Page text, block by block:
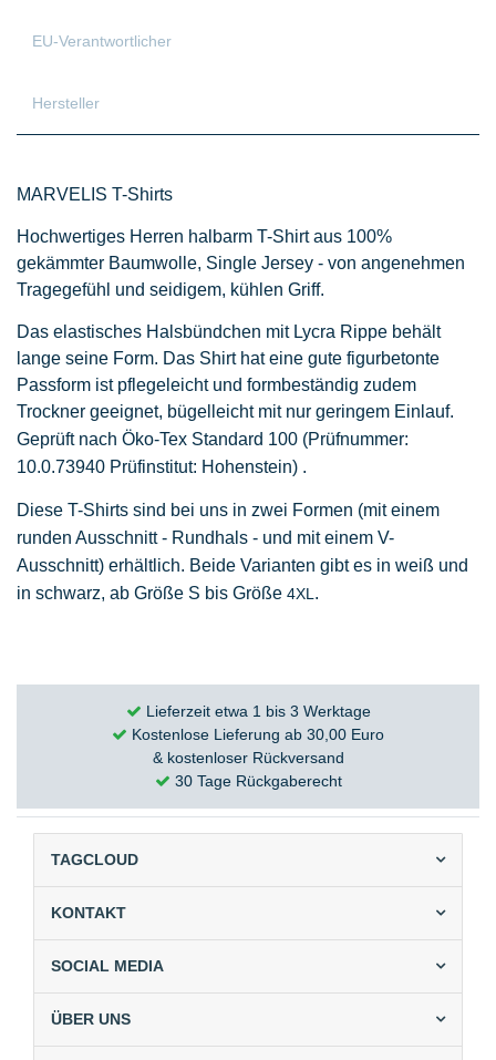
EU-Verantwortlicher
Hersteller
MARVELIS T-Shirts
Hochwertiges Herren halbarm T-Shirt aus 100%
gekämmter Baumwolle, Single Jersey - von angenehmen
Tragegefühl und seidigem, kühlen Griff.
Das elastisches Halsbündchen mit Lycra Rippe behält
lange seine Form. Das Shirt hat eine gute figurbetonte
Passform ist pflegeleicht und formbeständig zudem
Trockner geeignet, bügelleicht mit nur geringem Einlauf.
Geprüft nach Öko-Tex Standard 100 (Prüfnummer:
10.0.73940 Prüfinstitut: Hohenstein) .
Diese T-Shirts sind bei uns in zwei Formen (mit einem
runden Ausschnitt - Rundhals - und mit einem V-
Ausschnitt) erhältlich. Beide Varianten gibt es in weiß und
in schwarz, ab Größe S bis Größe 4XL .
Lieferzeit etwa 1 bis 3 Werktage
Kostenlose Lieferung ab 30,00 Euro
& kostenloser Rückversand
30 Tage Rückgaberecht
TAGCLOUD
KONTAKT
SOCIAL MEDIA
ÜBER UNS